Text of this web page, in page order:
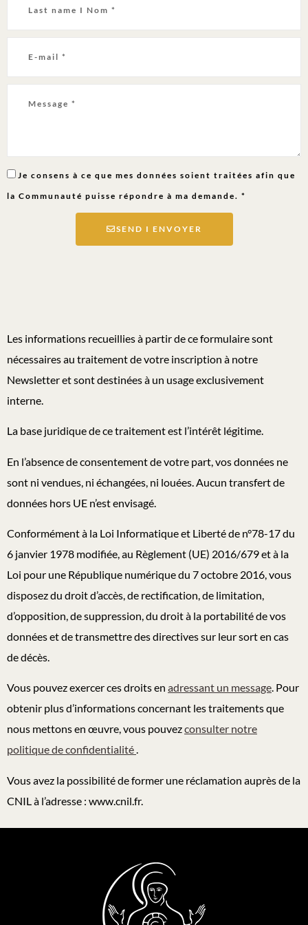
Je consens à ce que mes données soient traitées afin que
la Communauté puisse répondre à ma demande. *
SEND I ENVOYER
Les informations recueillies à partir de ce formulaire sont
nécessaires au traitement de votre inscription à notre
Newsletter et sont destinées à un usage exclusivement
interne.
La base juridique de ce traitement est l’intérêt légitime.
En l’absence de consentement de votre part, vos données ne
sont ni vendues, ni échangées, ni louées. Aucun transfert de
données hors UE n’est envisagé.
Conformément à la Loi Informatique et Liberté de n°78-17 du
6 janvier 1978 modifiée, au Règlement (UE) 2016/679 et à la
Loi pour une République numérique du 7 octobre 2016, vous
disposez du droit d’accès, de rectification, de limitation,
d’opposition, de suppression, du droit à la portabilité de vos
données et de transmettre des directives sur leur sort en cas
de décès.
Vous pouvez exercer ces droits en adressant un message. Pour
obtenir plus d’informations concernant les traitements que
nous mettons en œuvre, vous pouvezconsulter notre
politique de confidentialité.
Vous avez la possibilité de former une réclamation auprès de la
CNIL à l’adresse : www.cnil.fr.